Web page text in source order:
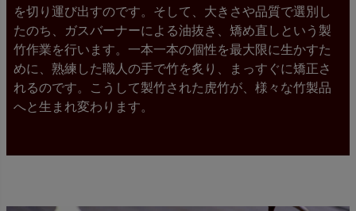
を切り運び出すのです。そして、大きさや品質で選別し
たのち、ガスバーナーによる油抜き、矯め直しという製
竹作業を行います。一本一本の個性を最大限に生かすた
めに、熟練した職人の手で竹を炙り、まっすぐに矯正さ
れるのです。こうして製竹された虎竹が、様々な竹製品
へと生まれ変わります。